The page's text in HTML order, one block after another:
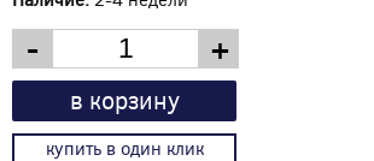
- +
в корзину
купить в один клик